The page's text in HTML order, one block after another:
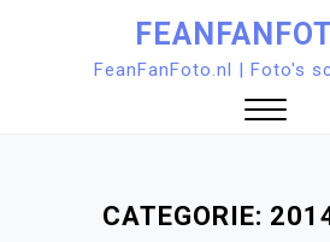
FeanFanFoto.nl | Foto's
CATEGORIE: